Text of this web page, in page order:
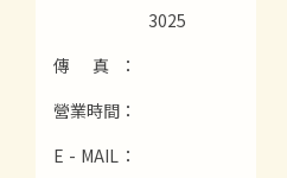
3025
傳 真：
營業時間：
E - MAIL：